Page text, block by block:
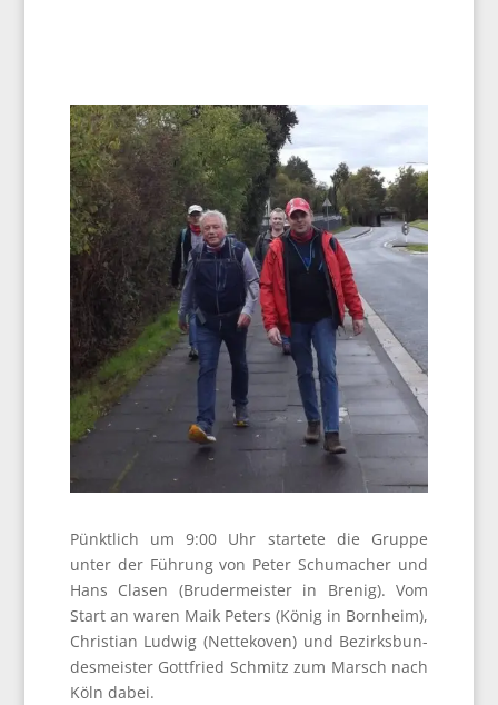
Pünkt­lich um 9:00 Uhr star­te­te die Grup­pe
unter der Füh­rung von Peter Schu­ma­cher und
Hans Cla­sen (Bru­der­meis­ter in Bre­nig). Vom
Start an waren Maik Peters (König in Born­heim),
Chris­ti­an Lud­wig (Net­te­ko­ven) und Bezirks­bun­
des­meis­ter Gott­fried Schmitz zum Marsch nach
Köln dabei.